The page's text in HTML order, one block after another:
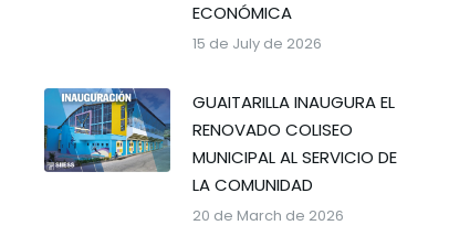
ECONÓMICA
15 de July de 2026
GUAITARILLA INAUGURA EL
RENOVADO COLISEO
MUNICIPAL AL SERVICIO DE
LA COMUNIDAD
20 de March de 2026